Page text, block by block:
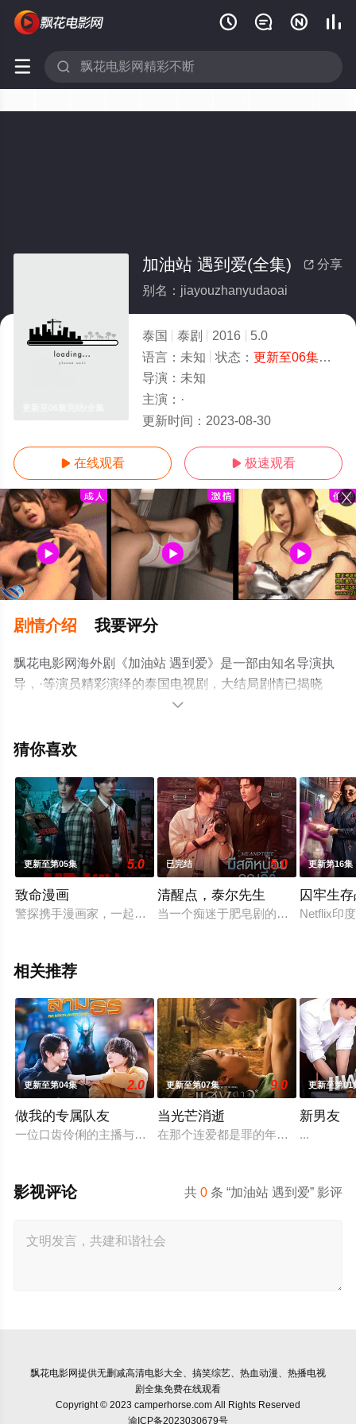
   
 
 分享
加油站 遇到爱(全集)
别名：jiayouzhanyudaoai
泰国 泰剧 2016
5.0
语言： 未知 状态： 更新至06集完结
导演： 未知
主演： ·
更新时间： 2023-08-30
 在线观看  极速观看
剧情介绍 我要评分
飘花电影网海外剧《加油站 遇到爱》是一部由知名导演执
导，·等演员精彩演绎的泰国电视剧，大结局剧情已揭晓
（更新至06集完结），手机免费观看高清未删减完整版电
剧情信息可移步至豆瓣电视剧、电视猫或剧情网等平台了

猜你喜欢
更新至第05集 5.0
致命漫画
警探携手漫画家，一起找寻案件真相，冲破新闻的步步紧逼。
已完结 5.0
清醒点，泰尔先生
当一个痴迷于肥皂剧的黑手党老大寻
更新第16集
囚牢生
Netflix印
相关推荐
更新至第04集 2.0
做我的专属队友
一位口齿伶俐的主播与新手玩家！顶级主播Thi追捕神秘玩家Zo
更新至第07集 9.0
当光芒消逝
在那个连爱都是罪的年代，他们选择
更新至第01
新男友
...
共0 条 “加油站 遇到爱” 影评
影视评论
飘花电影网提供无删减高清电影大全、搞笑综艺、热血动漫、热播电视
剧全集免费在线观看
Copyright © 2023 camperhorse.com All Rights Reserved
渝ICP备2023030679号